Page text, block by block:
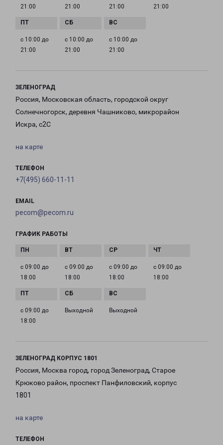
21:00
21:00
21:00
21:00
с 10:00 до
21:00
с 10:00 до
21:00
с 10:00 до
21:00
ЗЕЛЕНОГРАД
Россия, Московская область, городской округ
Солнечногорск, деревня Чашниково, микрорайон
Искра, с2С
на карте
ТЕЛЕФОН
+7(495) 660-11-11
EMAIL
pecom@pecom.ru
ГРАФИК РАБОТЫ
с 09:00 до
18:00
с 09:00 до
18:00
с 09:00 до
18:00
с 09:00 до
18:00
с 09:00 до
18:00
Выходной Выходной
ЗЕЛЕНОГРАД КОРПУС 1801
Россия, Москва город, город Зеленоград, Старое
Крюково район, проспект Панфиловский, корпус
1801
на карте
ТЕЛЕФОН